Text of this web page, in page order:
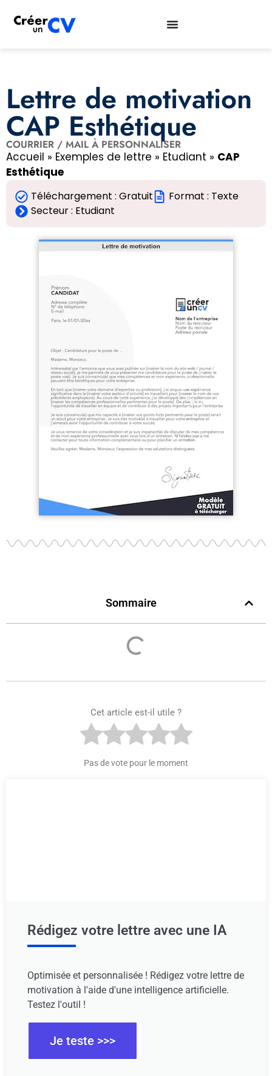
Lettre de motivation
CAP Esthétique
COURRIER / MAIL À PERSONNALISER
Accueil » Exemples de lettre » Etudiant » CAP
Esthétique
Téléchargement : Gratuit
Format : Texte
Secteur : Etudiant
Sommaire
Cet article est-il utile ?
Pas de vote pour le moment
Rédigez votre lettre avec une IA
Optimisée et personnalisée ! Rédigez votre lettre de
motivation à l'aide d'une intelligence artificielle.
Testez l'outil !
Je teste >>>